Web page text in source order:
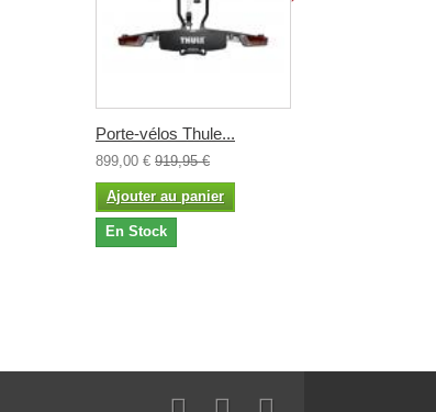
Porte-vélos Thule...
899,00 € 919,95 €
Ajouter au panier
En Stock